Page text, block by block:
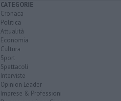
CATEGORIE
Cronaca
Politica
Attualità
Economia
Cultura
Sport
Spettacoli
Interviste
Opinion Leader
Imprese & Professioni